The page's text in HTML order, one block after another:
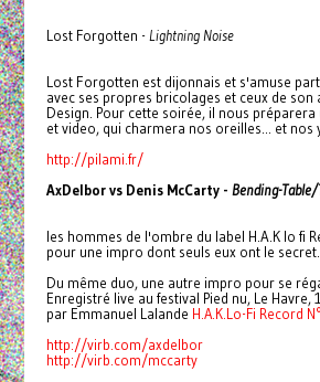
Lost Forgotten -Lightning Noise
Lost Forgotten est dijonnais et s'amuse
avec ses propres bricolages et ceux de son
Design. Pour cette soirée, il nous
et video, qui charmera nos oreilles... et nos
http://pilami.fr/
AxDelbor vs Denis McCarty - Bending-
les hommes de l'ombre du label H.A.K lo fi
pour une impro dont seuls eux ont le
Du même duo, une autre impro pour se
Enregistré live au festival Pied nu, Le Havre,
par Emmanuel Lalande H.A.K.Lo-Fi Record
http://virb.com/axdelbor
http://virb.com/mccarty